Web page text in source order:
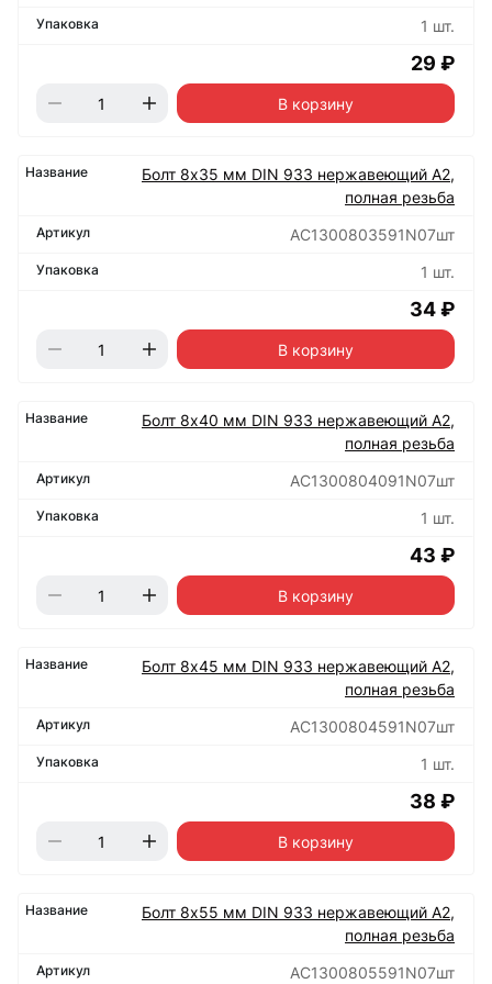
1 шт.
29 ₽
В корзину
Болт 8х35 мм DIN 933 нержавеющий А2,
полная резьба
АС1300803591N07шт
1 шт.
34 ₽
В корзину
Болт 8х40 мм DIN 933 нержавеющий А2,
полная резьба
АС1300804091N07шт
1 шт.
43 ₽
В корзину
Болт 8х45 мм DIN 933 нержавеющий А2,
полная резьба
АС1300804591N07шт
1 шт.
38 ₽
В корзину
Болт 8х55 мм DIN 933 нержавеющий А2,
полная резьба
АС1300805591N07шт